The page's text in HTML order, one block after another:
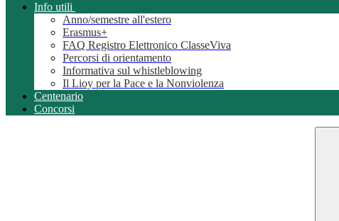
Info utili
Anno/semestre all'estero
Erasmus+
FAQ Registro Elettronico ClasseViva
Percorsi di orientamento
Informativa sul whistleblowing
Il Lioy per la Pace e la Nonviolenza
Centenario
Concorsi